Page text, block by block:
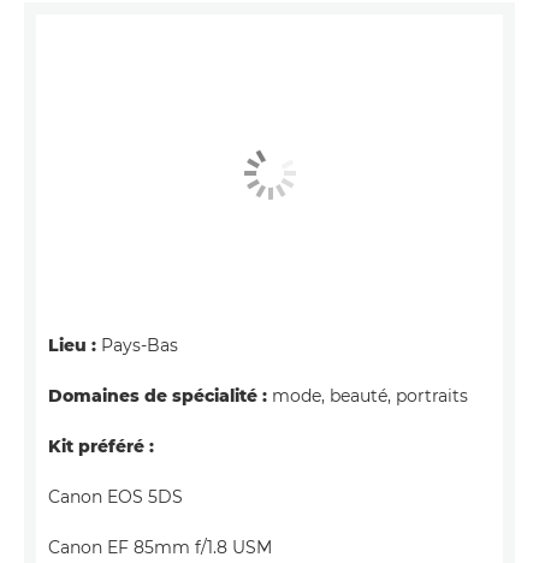
Lieu : Pays-Bas
Domaines de spécialité : mode, beauté, portraits
Kit préféré :
Canon EOS 5DS
Canon EF 85mm f/1.8 USM